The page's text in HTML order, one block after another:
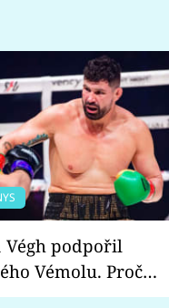
Vémolu. Proč
zápasit s ním než